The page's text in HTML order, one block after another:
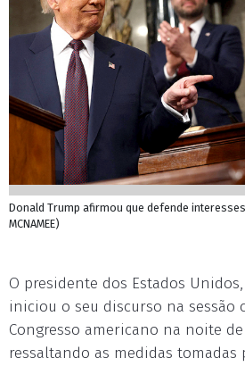
Donald Trump afirmou que defende
MCNAMEE)
O presidente dos Estados
iniciou o seu discurso na sessão
Congresso americano na noite
ressaltando as medidas tomadas